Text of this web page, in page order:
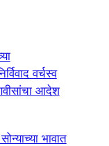
वर्चस्व
आदेश
भावात